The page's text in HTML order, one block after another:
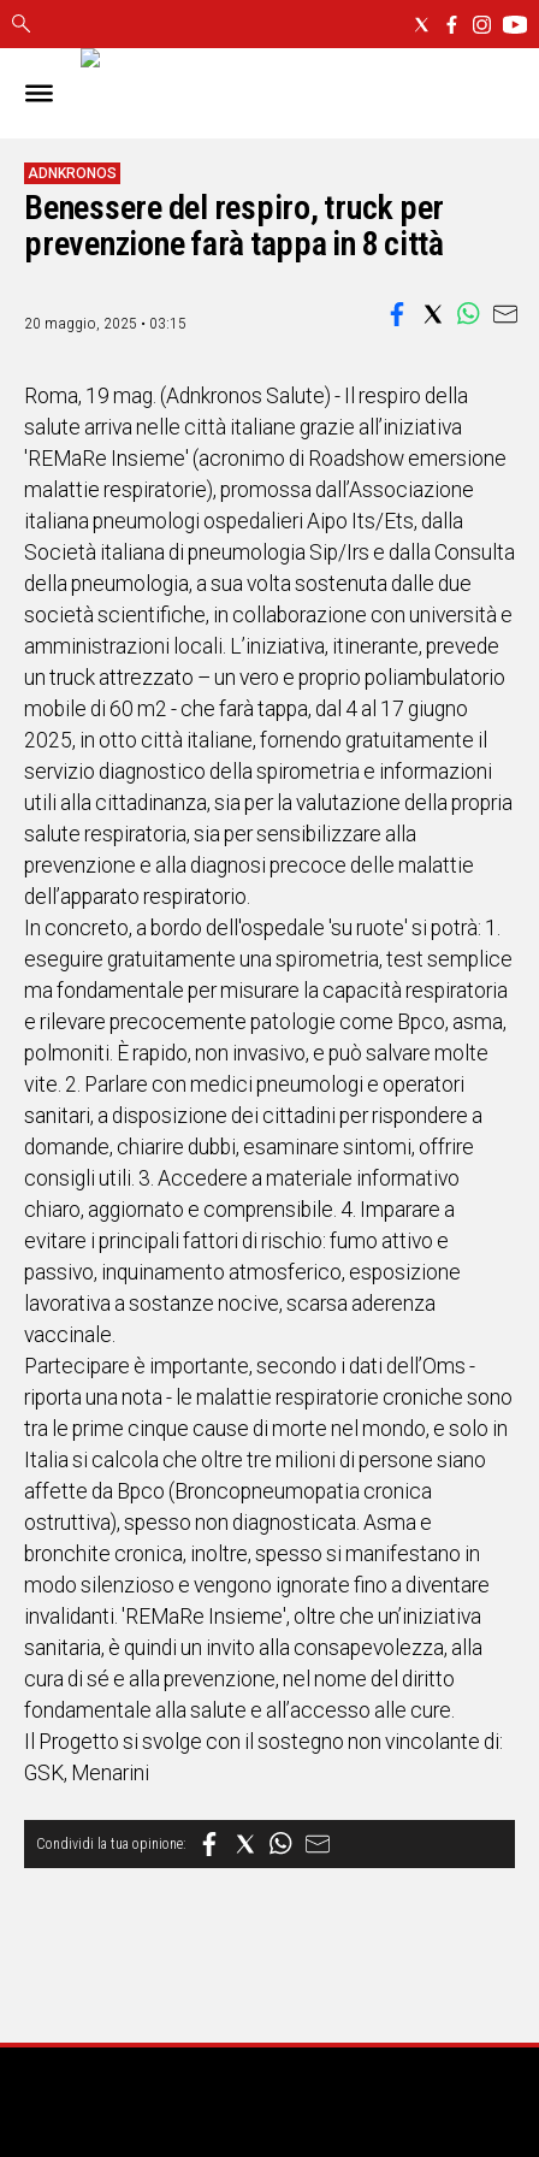
IN
CAGLIARI
SASSARI
NUORO
ORISTANO
GALLURA
MEDIO
CAMPIDANO
ALTRE
NOTIZIE
POLITICA
IN
ITALIA
NEL
MONDO
SPORT
EVENTI
STORIE
VIDEO
Vai
UNISCITI
AL CANALE
WHATSAPP
Social
ADNKRONOS
Benessere del respiro, truck per
prevenzione farà tappa in 8 città
20 maggio, 2025 • 03:15
Roma, 19 mag. (Adnkronos Salute) - Il respiro della
salute arriva nelle città italiane grazie all’iniziativa
'REMaRe Insieme' (acronimo di Roadshow emersione
malattie respiratorie), promossa dall’Associazione
italiana pneumologi ospedalieri Aipo Its/Ets, dalla
Società italiana di pneumologia Sip/Irs e dalla Consulta
della pneumologia, a sua volta sostenuta dalle due
società scientifiche, in collaborazione con università e
amministrazioni locali. L’iniziativa, itinerante, prevede
un truck attrezzato – un vero e proprio poliambulatorio
mobile di 60 m2 - che farà tappa, dal 4 al 17 giugno
2025, in otto città italiane, fornendo gratuitamente il
servizio diagnostico della spirometria e informazioni
utili alla cittadinanza, sia per la valutazione della propria
salute respiratoria, sia per sensibilizzare alla
prevenzione e alla diagnosi precoce delle malattie
dell’apparato respiratorio.
In concreto, a bordo dell'ospedale 'su ruote' si potrà: 1.
eseguire gratuitamente una spirometria, test semplice
ma fondamentale per misurare la capacità respiratoria
e rilevare precocemente patologie come Bpco, asma,
polmoniti. È rapido, non invasivo, e può salvare molte
vite. 2. Parlare con medici pneumologi e operatori
sanitari, a disposizione dei cittadini per rispondere a
domande, chiarire dubbi, esaminare sintomi, offrire
consigli utili. 3. Accedere a materiale informativo
chiaro, aggiornato e comprensibile. 4. Imparare a
evitare i principali fattori di rischio: fumo attivo e
passivo, inquinamento atmosferico, esposizione
lavorativa a sostanze nocive, scarsa aderenza
vaccinale.
Partecipare è importante, secondo i dati dell’Oms -
riporta una nota - le malattie respiratorie croniche sono
tra le prime cinque cause di morte nel mondo, e solo in
Italia si calcola che oltre tre milioni di persone siano
affette da Bpco (Broncopneumopatia cronica
ostruttiva), spesso non diagnosticata. Asma e
bronchite cronica, inoltre, spesso si manifestano in
modo silenzioso e vengono ignorate fino a diventare
invalidanti. 'REMaRe Insieme', oltre che un’iniziativa
sanitaria, è quindi un invito alla consapevolezza, alla
cura di sé e alla prevenzione, nel nome del diritto
fondamentale alla salute e all’accesso alle cure.
Il Progetto si svolge con il sostegno non vincolante di:
GSK, Menarini